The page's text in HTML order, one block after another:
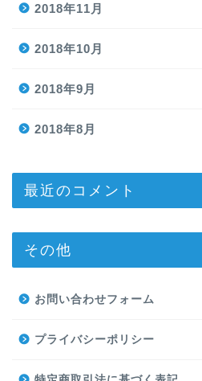
2018年11月
2018年10月
2018年9月
2018年8月
最近のコメント
その他
お問い合わせフォーム
プライバシーポリシー